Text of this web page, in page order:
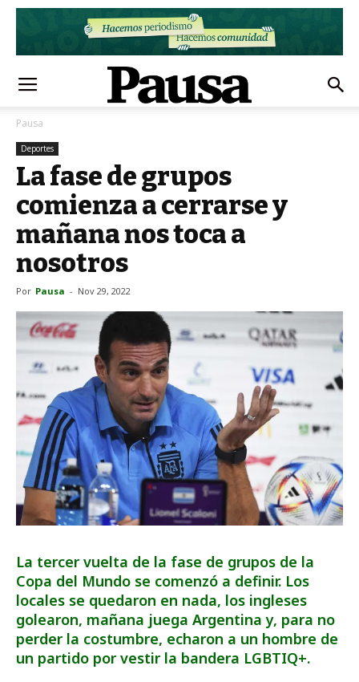
Pausa
Deportes
La fase de grupos
comienza a cerrarse y
mañana nos toca a
nosotros
Por Pausa - Nov 29, 2022
La tercer vuelta de la fase de grupos de la
Copa del Mundo se comenzó a definir. Los
locales se quedaron en nada, los ingleses
golearon, mañana juega Argentina y, para no
perder la costumbre, echaron a un hombre de
un partido por vestir la bandera LGBTIQ+.